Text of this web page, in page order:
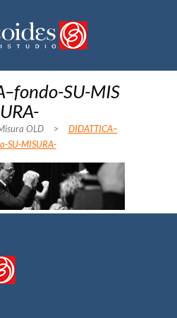
SU-MIS
URA-
OLD >
DIDATTICA–
SU-MISURA-